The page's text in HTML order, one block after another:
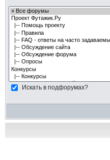
Искать в подфорумах?